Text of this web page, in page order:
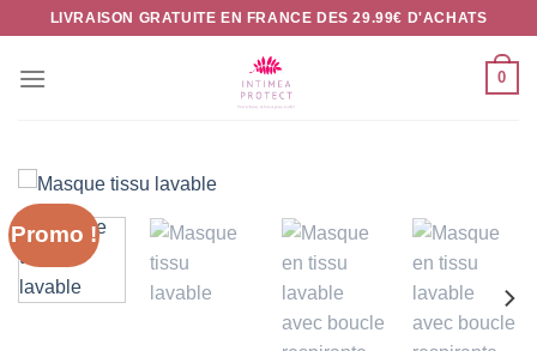
Passer
contenu
LIVRAISON GRATUITE EN FRANCE DES 29.99€ D'ACHATS
0
Promo !